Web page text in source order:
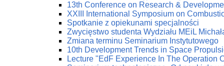
13th Conference on Research &
XXIII International Symposium on
Spotkanie z opiekunami specjalności
Zwycięstwo studenta Wydziału MEiL
Zmiana terminu Seminarium Instytutowego
10th Development Trends in Space
Lecture "EdF Experience In The Operation